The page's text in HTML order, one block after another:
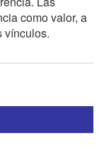
como valor, a
vínculos.